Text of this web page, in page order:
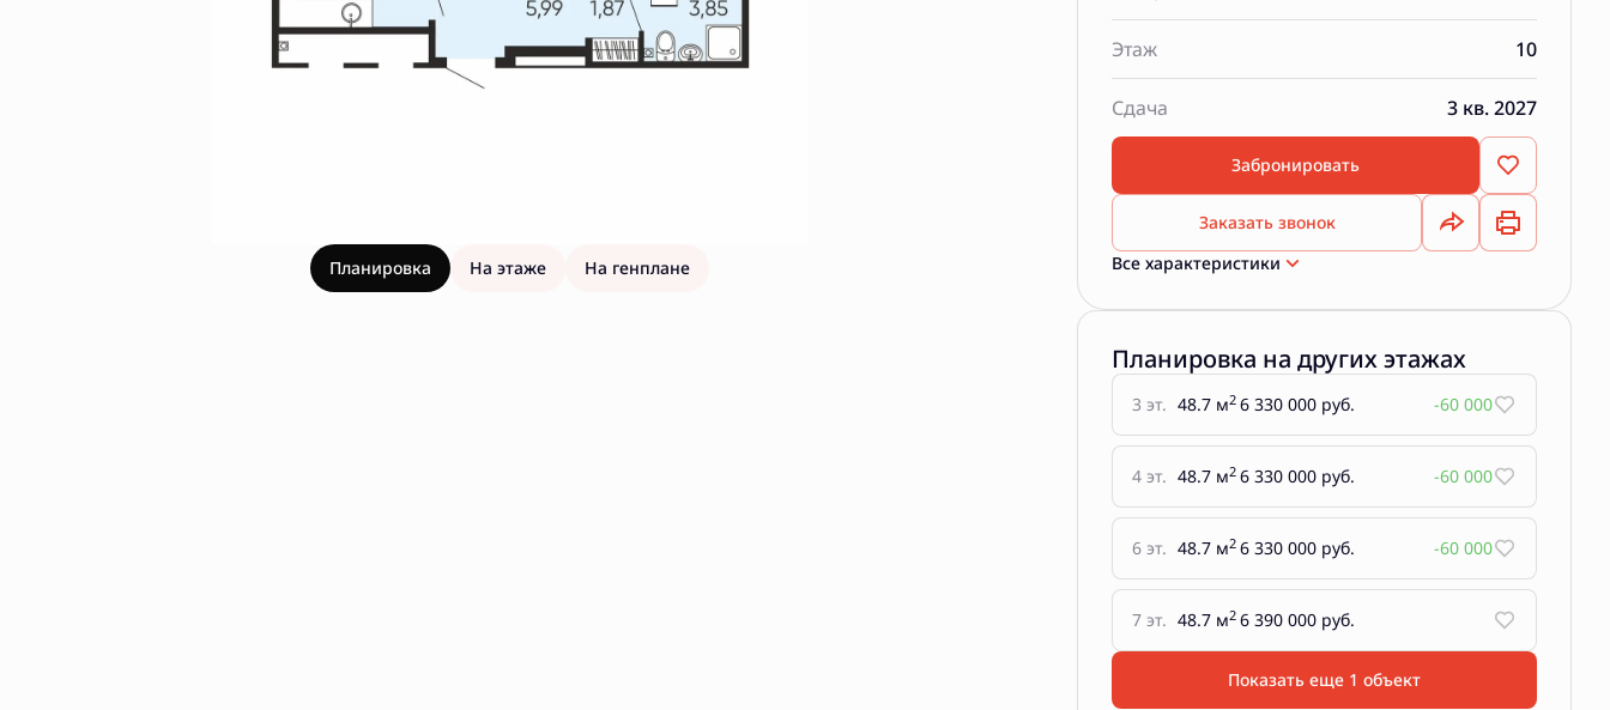
Планировка На этаже На генплане
Этаж 10
Сдача 3 кв. 2027
Забронировать
Заказать звонок
Все характеристики
Планировка на других этажах
3 эт. 48.7 м2 6 330 000 руб. -60 000
4 эт. 48.7 м2 6 330 000 руб. -60 000
6 эт. 48.7 м2 6 330 000 руб. -60 000
7 эт. 48.7 м2 6 390 000 руб.
Показать еще 1 объект